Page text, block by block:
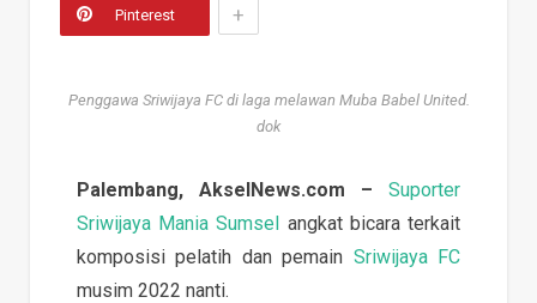
Pinterest +
Penggawa Sriwijaya FC di laga melawan Muba Babel United.
dok
Palembang, AkselNews.com –Suporter
Sriwijaya Mania Sumsel angkat bicara terkait
komposisi pelatih dan pemain Sriwijaya FC
musim 2022 nanti.